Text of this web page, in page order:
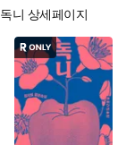
홈
로
이
동
독니 상세페이지